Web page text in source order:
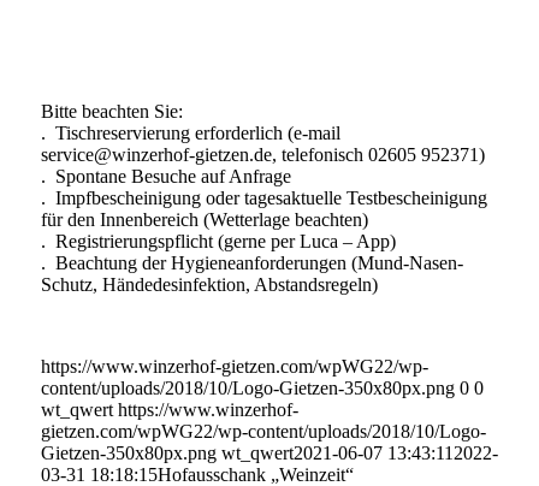
Bitte beachten Sie:
. Tischreservierung erforderlich (e-mail
service@winzerhof-gietzen.de, telefonisch 02605 952371)
. Spontane Besuche auf Anfrage
. Impfbescheinigung oder tagesaktuelle Testbescheinigung
für den Innenbereich (Wetterlage beachten)
. Registrierungspflicht (gerne per Luca – App)
. Beachtung der Hygieneanforderungen (Mund-Nasen-
Schutz, Händedesinfektion, Abstandsregeln)
https://www.winzerhof-gietzen.com/wpWG22/wp-
content/uploads/2018/10/Logo-Gietzen-350x80px.png 0 0
wt_qwert https://www.winzerhof-
gietzen.com/wpWG22/wp-content/uploads/2018/10/Logo-
Gietzen-350x80px.png wt_qwert2021-06-07 13:43:11 2022-
03-31 18:18:15Hofausschank „Weinzeit“